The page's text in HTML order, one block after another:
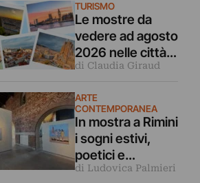
questa mostra a
Venezia
TURISMO
Le mostre da
vedere ad agosto
2026 nelle città
d’arte europee
di Claudia Giraud
ARTE
CONTEMPORANEA
In mostra a Rimini
i sogni estivi,
poetici e
malinconici
di Ludovica Palmieri